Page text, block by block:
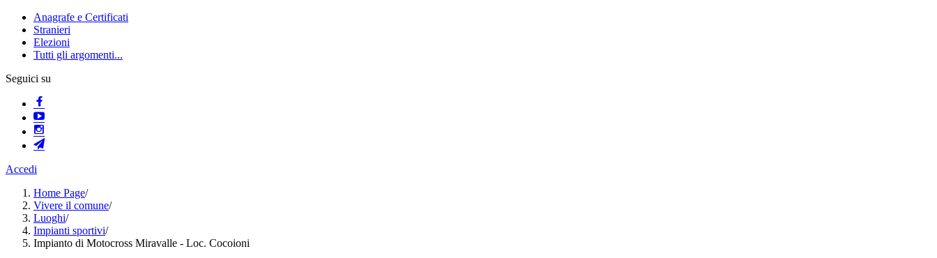
Anagrafe e Certificati
Stranieri
Elezioni
Tutti gli argomenti...
Seguici su
Accedi
Home Page/
Vivere il comune/
Luoghi/
Impianti sportivi/
Impianto di Motocross Miravalle - Loc. Cocoioni